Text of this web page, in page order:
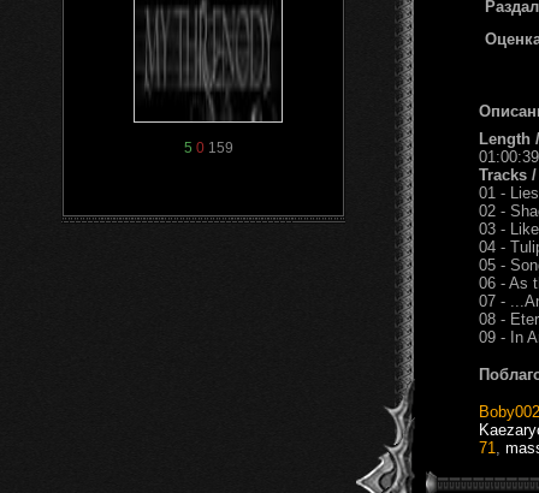
5 0159
Length
01:00:39
Tracks
01 -
02 -
03 -
04 -
05 -
06 - As
07 -
08 -
09 - In
Boby002
71